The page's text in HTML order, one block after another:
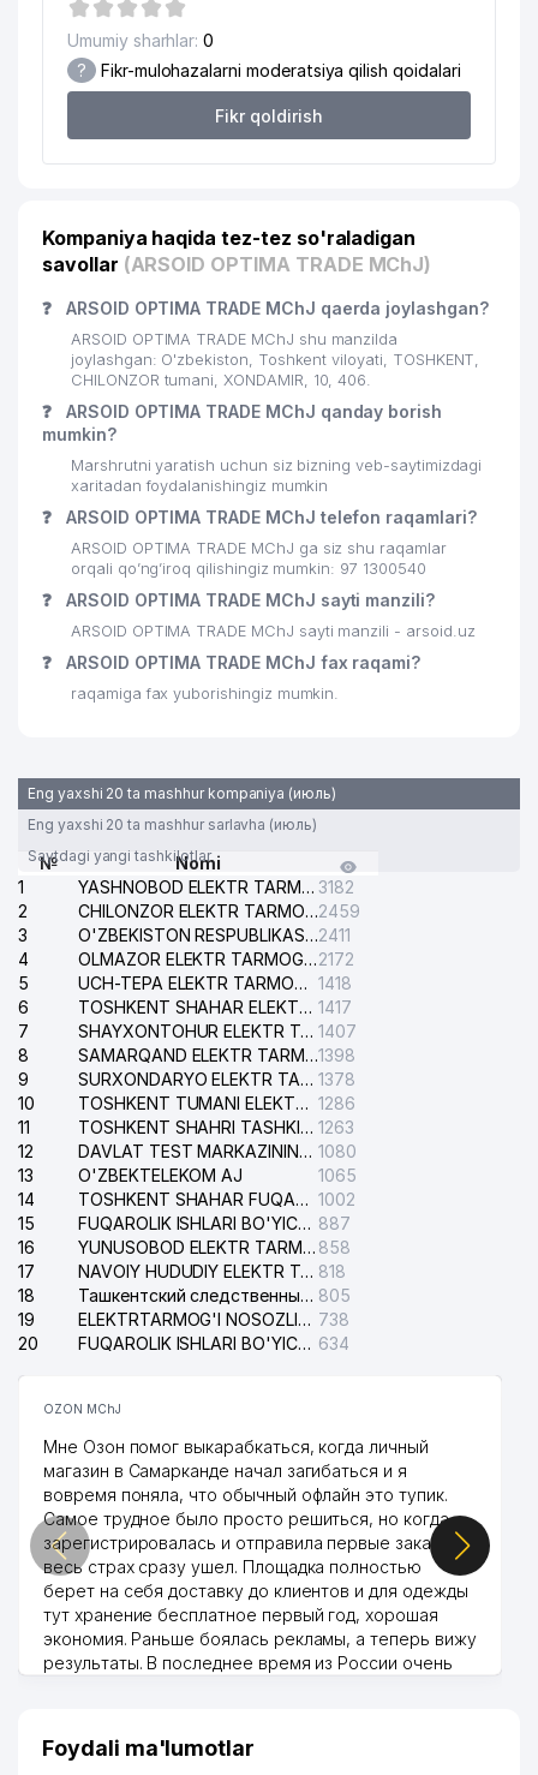
18 HOTEL MEHNAT MChJ
19 XORAZM SHAKAR MChJ
PROKURATURASI
21 EKSPERTIZA VA LOYIHA MChJ 659 м
23
G'AFUR G'ULOM NOMLI MADANIYAT
747 м
ART MODERN MChJ
25 HILTON TRADE XUSUSIY KORXONASI
VERIF MChJ
27 KELAJAK MAISHIY TEXNIKASI MChJ 805 м
28
RESPUBLIKA SHOSHILINCH TIBBIY
YORDAM ILMIY MARKAZI
814 м
29
HAN OLEG MIRONOVICH XUSUSIY
KORXONASI
866 м
30 ART PRINT AND TEXTILE MChJ
31 IHLOS METALL MChJ
№ 9
33 BRIZ-MASTER MChJ
MAKSUDOVA M.S. YAKKA TARTIBDAGI
TADBIRKOR
BOOKING SYSTEM MChJ
KIM BELLA ALBERTOVNA YAKKA
TARTIBDAGI TADBIRKOR
OHANG SAVDO ELEKTRONIKA MChJ
AL-MARUFI DORIXONA
TARGET EDUCATION NODAVLAT
TA'LIM MUASSASASI
Umumiy sharhlar: 0
? Fikr-mulohazalarni moderatsiya qilish qoidalari
Fikr qoldirish
Kompaniya haqida tez-tez so'raladigan
savollar (ARSOID OPTIMA TRADE MChJ)
❓ ARSOID OPTIMA TRADE MChJ qaerda joylashgan?
ARSOID OPTIMA TRADE MChJ shu manzilda
joylashgan: O'zbekiston, Toshkent viloyati, TOSHKENT,
CHILONZOR tumani, XONDAMIR, 10, 406.
❓
ARSOID OPTIMA TRADE MChJ qanday borish
mumkin?
Marshrutni yaratish uchun siz bizning veb-saytimizdagi
xaritadan foydalanishingiz mumkin
❓ ARSOID OPTIMA TRADE MChJ telefon raqamlari?
ARSOID OPTIMA TRADE MChJ ga siz shu raqamlar
orqali qo’ng’iroq qilishingiz mumkin: 97 1300540
❓ ARSOID OPTIMA TRADE MChJ sayti manzili?
ARSOID OPTIMA TRADE MChJ sayti manzili - arsoid.uz
❓ ARSOID OPTIMA TRADE MChJ fax raqami?
raqamiga fax yuborishingiz mumkin.
Eng yaxshi 20 ta mashhur kompaniya (июль)
Eng yaxshi 20 ta mashhur sarlavha (июль)
Saytdagi yangi tashkilotlar
№
Nomi
1
YASHNOBOD ELEKTR TARMOG'I NOSOZLIKLARI XIZMATI 3182
2
CHILONZOR ELEKTR TARMOG'I NOSOZLIK XIZMATI2459
3
O'ZBEKISTON RESPUBLIKASI BOSH PROKURATURASI ISHONCH TELEFONI2411
4
OLMAZOR ELEKTR TARMOG'I NOSOZLIKLARI XIZMATI2172
5
UCH-TEPA ELEKTR TARMOG'I NOSOZLIKLARI XIZMATI 1418
6
TOSHKENT SHAHAR ELEKTR TARMOQLARI KORXONASI AJ 1417
7
SHAYXONTOHUR ELEKTR TARMOG'I NOSOZLIKLARINI TUZATISH XIZMATI 1407
8
SAMARQAND ELEKTR TARMOQLARI AJ1398
9
SURXONDARYO ELEKTR TARMOQLARI AJ 1378
10
TOSHKENT TUMANI ELEKTR TARMOG'I AVARIYA XIZMATI 1286
11
TOSHKENT SHAHRI TASHKILOT TELEFONLARI HAQIDA MA'LUMOT BYUROSI 1263
12
DAVLAT TEST MARKAZINING ISHONCH TELEFONLARI 1080
13
O'ZBEKTELEKOM AJ
1065
14
TOSHKENT SHAHAR FUQAROLIK ISHLARI BO'YICHA SUDI 1002
15
FUQAROLIK ISHLARI BO'YICHA YAKKASAROY TUMANLARARO SUDI 887
16
YUNUSOBOD ELEKTR TARMOG'I NOSOZLIKLARI XIZMATI 858
17
NAVOIY HUDUDIY ELEKTR TARMOQLARI KORXONASI AJ 818
18
Ташкентский следственный изолятор 805
19
ELEKTRTARMOG'I NOSOZLIKLARINI TO'ZATISH SERGELI XIZMATI 738
20
FUQAROLIK ISHLARI BO'YICHA UCH-TEPA TUMANI SUDI 634
OZON MChJ
Мне Озон помог выкарабкаться, когда личный
магазин в Самарканде начал загибаться и я
вовремя поняла, что обычный офлайн это тупик.
Самое трудное было просто решиться, но когда
зарегистрировалась и отправила первые заказы,
весь страх сразу ушел. Площадка полностью
берет на себя доставку до клиентов и для одежды
тут хранение бесплатное первый год, хорошая
экономия. Раньше боялась рекламы, а теперь вижу
результаты. В последнее время из России очень
дальше развиваюсь потихоньку😊
Hamida 03.08.2026 12:45:39
Foydali ma'lumotlar